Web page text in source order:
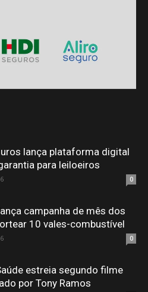
lança plataforma digital
para leiloeiros
0
campanha de mês dos
10 vales-combustível
0
estreia segundo filme
por Tony Ramos